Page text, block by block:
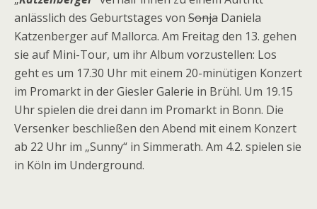
anlässlich des Geburtstages von Sonja Daniela
Katzenberger auf Mallorca. Am Freitag den 13. gehen
sie auf Mini-Tour, um ihr Album vorzustellen: Los
geht es um 17.30 Uhr mit einem 20-minütigen Konzert
im Promarkt in der Giesler Galerie in Brühl. Um 19.15
Uhr spielen die drei dann im Promarkt in Bonn. Die
Versenker beschließen den Abend mit einem Konzert
ab 22 Uhr im „Sunny“ in Simmerath. Am 4.2. spielen sie
in Köln im Underground.